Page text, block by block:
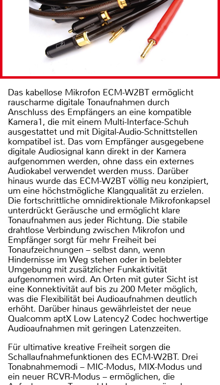
Das kabellose Mikrofon ECM-W2BT ermöglicht
rauscharme digitale Tonaufnahmen durch
Anschluss des Empfängers an eine kompatible
Kamera1, die mit einem Multi-Interface-Schuh
ausgestattet und mit Digital-Audio-Schnittstellen
kompatibel ist. Das vom Empfänger ausgegebene
digitale Audiosignal kann direkt in der Kamera
aufgenommen werden, ohne dass ein externes
Audiokabel verwendet werden muss. Darüber
hinaus wurde das ECM-W2BT völlig neu konzipiert,
um eine höchstmögliche Klangqualität zu erzielen.
Die fortschrittliche omnidirektionale Mikrofonkapsel
unterdrückt Geräusche und ermöglicht klare
Tonaufnahmen aus jeder Richtung. Die stabile
drahtlose Verbindung zwischen Mikrofon und
Empfänger sorgt für mehr Freiheit bei
Tonaufzeichnungen – selbst dann, wenn
Hindernisse im Weg stehen oder in belebter
Umgebung mit zusätzlicher Funkaktivität
aufgenommen wird. An Orten mit guter Sicht ist
eine Konnektivität auf bis zu 200 Meter möglich,
was die Flexibilität bei Audioaufnahmen deutlich
erhöht. Darüber hinaus gewährleistet der neue
Qualcomm aptX Low Latency2 Codec hochwertige
Audioaufnahmen mit geringen Latenzzeiten.
Für ultimative kreative Freiheit sorgen die
Schallaufnahmefunktionen des ECM-W2BT. Drei
Tonabnahmemodi – MIC-Modus, MIX-Modus und
ein neuer RCVR-Modus – ermöglichen, die